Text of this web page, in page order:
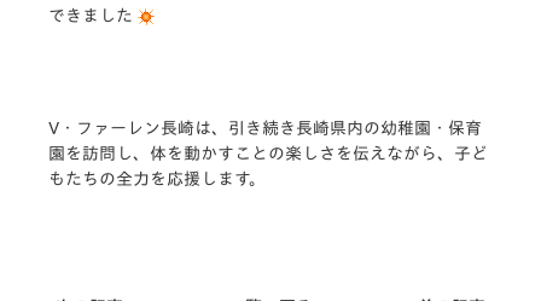
できました
V・ファーレン長崎は、引き続き長崎県内の幼稚園・保育
園を訪問し、体を動かすことの楽しさを伝えながら、子ど
もたちの全力を応援します。